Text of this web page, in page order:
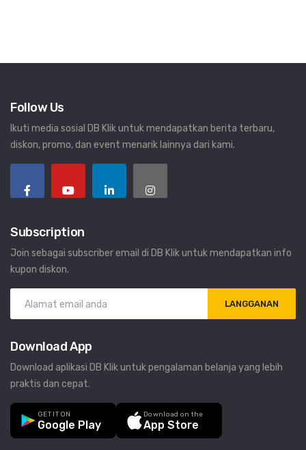
Follow Us
Ikuti media sosial DB Klik untuk mendapatkan berita terbaru,
diskon, promo, dan event menarik lainnya dari kami.
Subscription
Join sebagai subscriber email di DB Klik untuk mendapatkan info
kupon diskon.
LANGGANAN
Download App
Download aplikasi DB Klik untuk pengalaman belanja yang lebih
praktis dan cepat.
GET IT ON
Google Play
Download on the
App Store